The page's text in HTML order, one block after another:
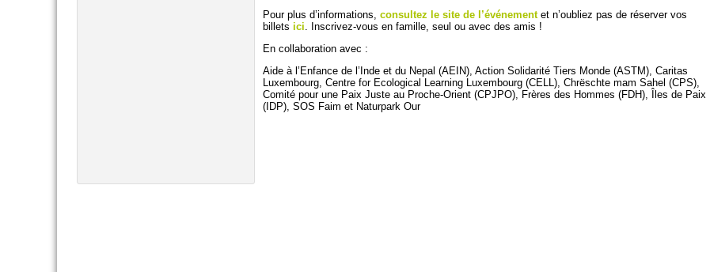
Pour plus d’informations, consultez le site de l’événementet n’oubliez pas de réserver vos
billets ici. Inscrivez-vous en famille, seul ou avec des amis !
En collaboration avec :
Aide à l’Enfance de l’Inde et du Nepal (AEIN), Action Solidarité Tiers Monde (ASTM), Caritas
Luxembourg, Centre for Ecological Learning Luxembourg (CELL), Chrëschte mam Sahel (CPS),
Comité pour une Paix Juste au Proche-Orient (CPJPO), Frères des Hommes (FDH), Îles de Paix
(IDP), SOS Faim et Naturpark Our